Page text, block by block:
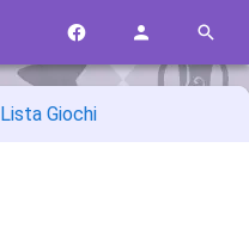
Lista Giochi